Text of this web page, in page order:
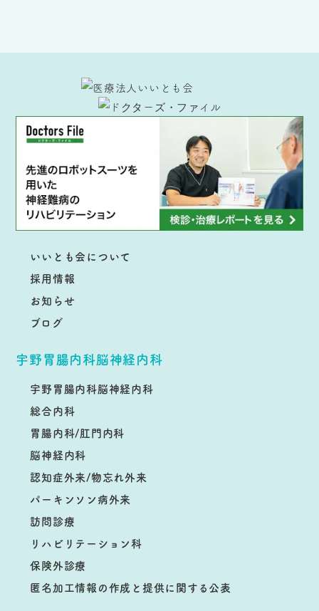
いいとも会について
採用情報
お知らせ
ブログ
宇野胃腸内科脳神経内科
宇野胃腸内科脳神経内科
総合内科
胃腸内科/肛門内科
脳神経内科
認知症外来/物忘れ外来
パーキンソン病外来
訪問診療
リハビリテーション科
保険外診療
匿名加工情報の作成と提供に関する公表